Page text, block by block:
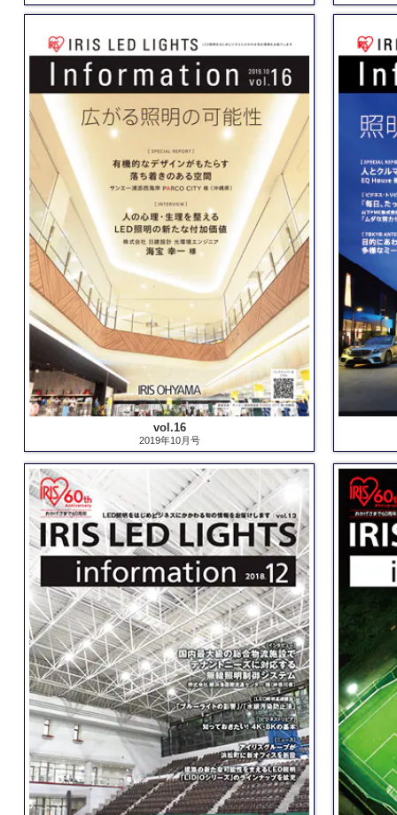
vol.16
2019年10月号